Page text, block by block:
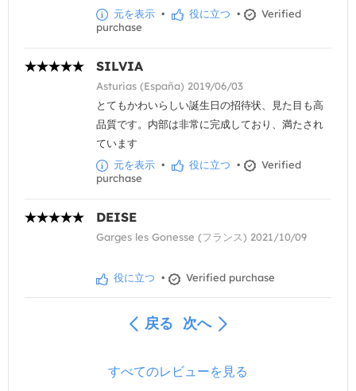
元を表示 • 役に立つ •
Verified
purchase
SILVIA
Asturias (España) 2019/06/03
とてもかわいらしい誕生日の招待状、見た目も高
品質です。内部は非常に完成しており、満たされ
ています
元を表示 • 役に立つ •
Verified
purchase
DEISE
Garges les Gonesse (フランス) 2021/10/09
役に立つ • Verified purchase
戻る 次へ
すべてのレビューを見る